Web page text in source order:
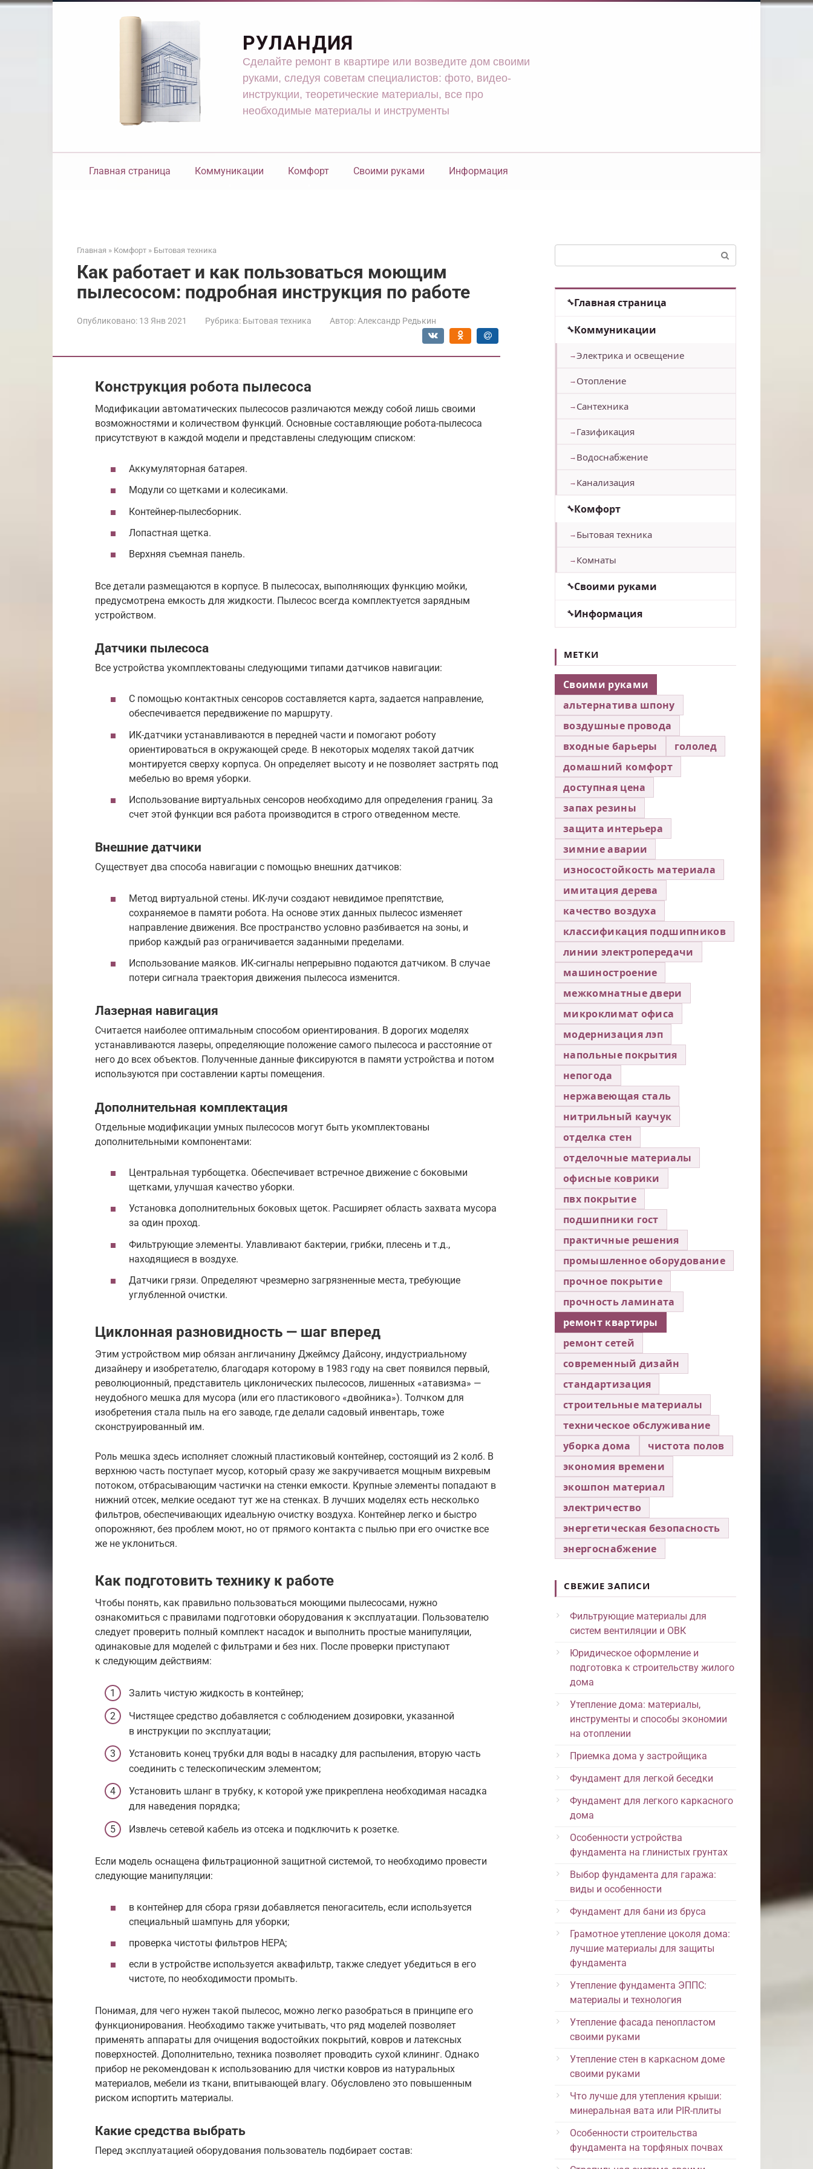
Перейти
РУЛАНДИЯ
Сделайте ремонт в квартире или возведите дом своими
руками, следуя советам специалистов: фото, видео-
инструкции, теоретические материалы, все про
необходимые материалы и инструменты
Главная страница Коммуникации Комфорт Своими руками Информация
Главная » Комфорт » Бытовая техника
Как работает и как пользоваться моющим
пылесосом: подробная инструкция по работе
Опубликовано: 13 Янв 2021 Рубрика: Бытовая техника Автор: Александр Редькин
Конструкция робота пылесоса
Модификации автоматических пылесосов различаются между собой лишь своими
возможностями и количеством функций. Основные составляющие робота-пылесоса
присутствуют в каждой модели и представлены следующим списком:
Аккумуляторная батарея.
Модули со щетками и колесиками.
Контейнер-пылесборник.
Лопастная щетка.
Верхняя съемная панель.
Все детали размещаются в корпусе. В пылесосах, выполняющих функцию мойки,
предусмотрена емкость для жидкости. Пылесос всегда комплектуется зарядным
устройством.
Датчики пылесоса
Все устройства укомплектованы следующими типами датчиков навигации:
С помощью контактных сенсоров составляется карта, задается направление,
обеспечивается передвижение по маршруту.
ИК-датчики устанавливаются в передней части и помогают роботу
ориентироваться в окружающей среде. В некоторых моделях такой датчик
монтируется сверху корпуса. Он определяет высоту и не позволяет застрять под
мебелью во время уборки.
Использование виртуальных сенсоров необходимо для определения границ. За
счет этой функции вся работа производится в строго отведенном месте.
Внешние датчики
Существует два способа навигации с помощью внешних датчиков:
Метод виртуальной стены. ИК-лучи создают невидимое препятствие,
сохраняемое в памяти робота. На основе этих данных пылесос изменяет
направление движения. Все пространство условно разбивается на зоны, и
прибор каждый раз ограничивается заданными пределами.
Использование маяков. ИК-сигналы непрерывно подаются датчиком. В случае
потери сигнала траектория движения пылесоса изменится.
Лазерная навигация
Считается наиболее оптимальным способом ориентирования. В дорогих моделях
устанавливаются лазеры, определяющие положение самого пылесоса и расстояние от
него до всех объектов. Полученные данные фиксируются в памяти устройства и потом
используются при составлении карты помещения.
Дополнительная комплектация
Отдельные модификации умных пылесосов могут быть укомплектованы
дополнительными компонентами:
Центральная турбощетка. Обеспечивает встречное движение с боковыми
щетками, улучшая качество уборки.
Установка дополнительных боковых щеток. Расширяет область захвата мусора
за один проход.
Фильтрующие элементы. Улавливают бактерии, грибки, плесень и т.д.,
находящиеся в воздухе.
Датчики грязи. Определяют чрезмерно загрязненные места, требующие
углубленной очистки.
Циклонная разновидность — шаг вперед
Этим устройством мир обязан англичанину Джеймсу Дайсону, индустриальному
дизайнеру и изобретателю, благодаря которому в 1983 году на свет появился первый,
революционный, представитель циклонических пылесосов, лишенных «атавизма» —
неудобного мешка для мусора (или его пластикового «двойника»). Толчком для
изобретения стала пыль на его заводе, где делали садовый инвентарь, тоже
сконструированный им.
Роль мешка здесь исполняет сложный пластиковый контейнер, состоящий из 2 колб. В
верхнюю часть поступает мусор, который сразу же закручивается мощным вихревым
потоком, отбрасывающим частички на стенки емкости. Крупные элементы попадают в
нижний отсек, мелкие оседают тут же на стенках. В лучших моделях есть несколько
фильтров, обеспечивающих идеальную очистку воздуха. Контейнер легко и быстро
опорожняют, без проблем моют, но от прямого контакта с пылью при его очистке все
же не уклониться.
Как подготовить технику к работе
Чтобы понять, как правильно пользоваться моющими пылесосами, нужно
ознакомиться с правилами подготовки оборудования к эксплуатации. Пользователю
следует проверить полный комплект насадок и выполнить простые манипуляции,
одинаковые для моделей с фильтрами и без них. После проверки приступают
к следующим действиям:
Залить чистую жидкость в контейнер;
Чистящее средство добавляется с соблюдением дозировки, указанной
в инструкции по эксплуатации;
Установить конец трубки для воды в насадку для распыления, вторую часть
соединить с телескопическим элементом;
Установить шланг в трубку, к которой уже прикреплена необходимая насадка
для наведения порядка;
Извлечь сетевой кабель из отсека и подключить к розетке.
Если модель оснащена фильтрационной защитной системой, то необходимо провести
следующие манипуляции:
в контейнер для сбора грязи добавляется пеногаситель, если используется
специальный шампунь для уборки;
проверка чистоты фильтров HEPA;
если в устройстве используется аквафильтр, также следует убедиться в его
чистоте, по необходимости промыть.
Понимая, для чего нужен такой пылесос, можно легко разобраться в принципе его
функционирования. Необходимо также учитывать, что ряд моделей позволяет
применять аппараты для очищения водостойких покрытий, ковров и латексных
поверхностей. Дополнительно, техника позволяет проводить сухой клининг. Однако
прибор не рекомендован к использованию для чистки ковров из натуральных
материалов, мебели из ткани, впитывающей влагу. Обусловлено это повышенным
риском испортить материалы.
Какие средства выбрать
Перед эксплуатацией оборудования пользователь подбирает состав:
Главная страница
Коммуникации
Электрика и освещение
Отопление
Сантехника
Газификация
Водоснабжение
Канализация
Комфорт
Бытовая техника
Комнаты
Своими руками
Информация
МЕТКИ
Своими руками
альтернатива шпону
воздушные провода
входные барьеры
гололед
домашний комфорт
доступная цена
запах резины
защита интерьера
зимние аварии
износостойкость материала
имитация дерева
качество воздуха
классификация подшипников
линии электропередачи
машиностроение
межкомнатные двери
микроклимат офиса
модернизация лэп
напольные покрытия
непогода
нержавеющая сталь
нитрильный каучук
отделка стен
отделочные материалы
офисные коврики
пвх покрытие
подшипники гост
практичные решения
промышленное оборудование
прочное покрытие
прочность ламината
ремонт квартиры
ремонт сетей
современный дизайн
стандартизация
строительные материалы
техническое обслуживание
уборка дома
чистота полов
экономия времени
экошпон материал
электричество
энергетическая безопасность
энергоснабжение
СВЕЖИЕ ЗАПИСИ
Фильтрующие материалы для
систем вентиляции и ОВК
Юридическое оформление и
подготовка к строительству жилого
дома
Утепление дома: материалы,
инструменты и способы экономии
на отоплении
Приемка дома у застройщика
Фундамент для легкой беседки
Фундамент для легкого каркасного
дома
Особенности устройства
фундамента на глинистых грунтах
Выбор фундамента для гаража:
виды и особенности
Фундамент для бани из бруса
Грамотное утепление цоколя дома:
лучшие материалы для защиты
фундамента
Утепление фундамента ЭППС:
материалы и технология
Утепление фасада пенопластом
своими руками
Утепление стен в каркасном доме
своими руками
Что лучше для утепления крыши:
минеральная вата или PIR-плиты
Особенности строительства
фундамента на торфяных почвах